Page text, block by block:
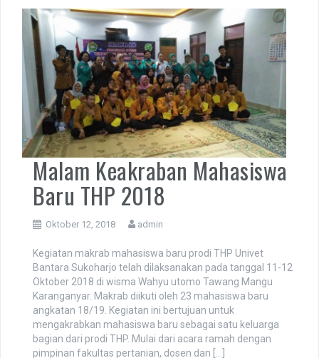
Malam Keakraban Mahasiswa
Baru THP 2018
Oktober 12, 2018 admin
Kegiatan makrab mahasiswa baru prodi THP Univet
Bantara Sukoharjo telah dilaksanakan pada tanggal 11-12
Oktober 2018 di wisma Wahyu utomo Tawang Mangu
Karanganyar. Makrab diikuti oleh 23 mahasiswa baru
angkatan 18/19. Kegiatan ini bertujuan untuk
mengakrabkan mahasiswa baru sebagai satu keluarga
bagian dari prodi THP. Mulai dari acara ramah dengan
pimpinan fakultas pertanian, dosen dan […]